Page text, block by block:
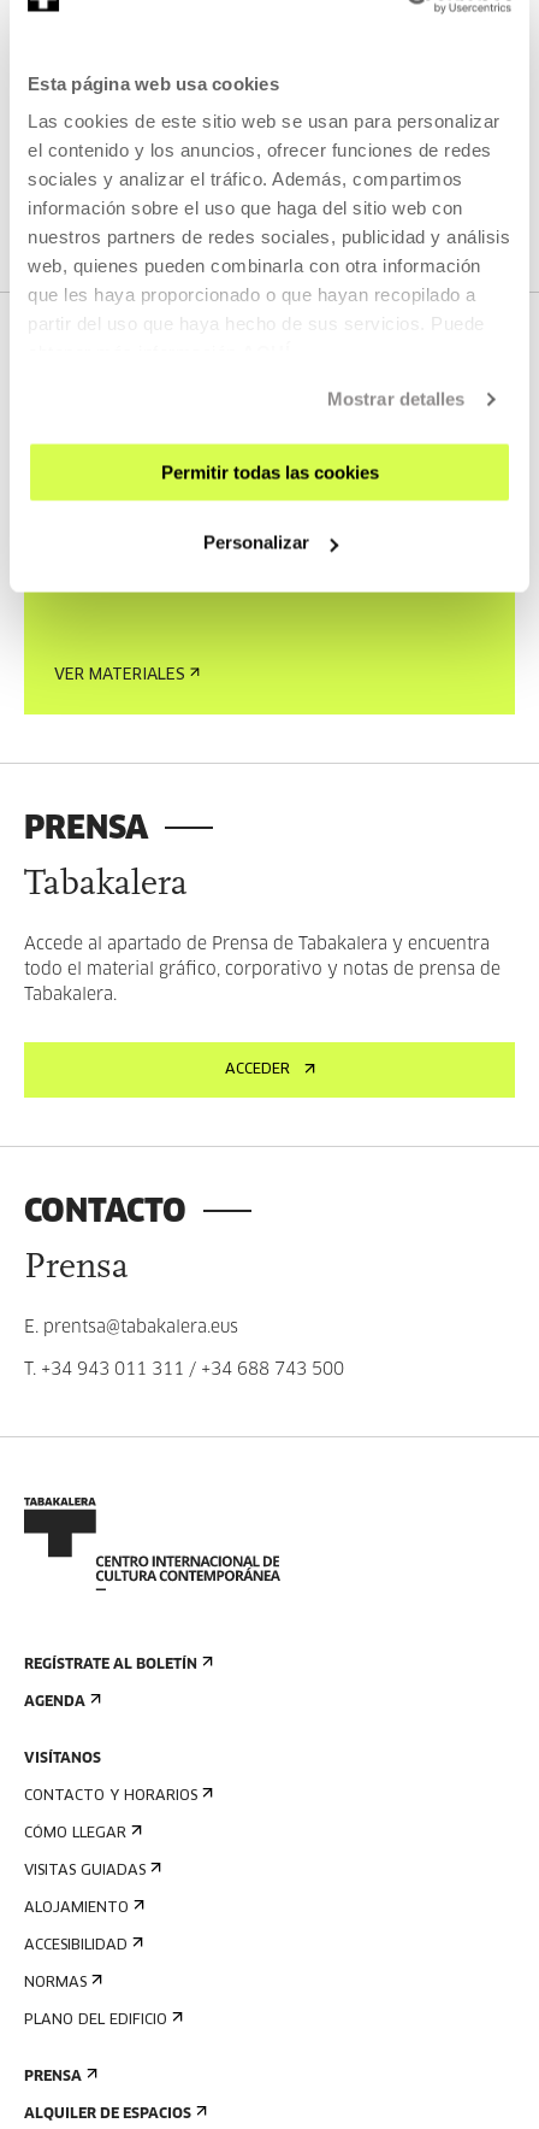
Esta página web usa cookies
Las cookies de este sitio web se usan para personalizar
el contenido y los anuncios, ofrecer funciones de redes
sociales y analizar el tráfico. Además, compartimos
información sobre el uso que haga del sitio web con
nuestros partners de redes sociales, publicidad y análisis
web, quienes pueden combinarla con otra información
que les haya proporcionado o que hayan recopilado a
partir del uso que haya hecho de sus servicios. Puede
Mostrar detalles
Permitir todas las cookies
Personalizar
previa. Asimismo, se programarán actividades específicas
para grupos escolares y otros colectivos durante las
mañanas, fuera del horario habitual de apertura.
MATERIAL DESCARGABLE
Ponemos a tu disposición
Tabakalera para su uso.
VER MATERIALES
PRENSA
Tabakalera
Accede al apartado de Prensa de Tabakalera y encuentra
todo el material gráfico, corporativo y notas de prensa de
Tabakalera.
ACCEDER
CONTACTO
Prensa
E. prentsa@tabakalera.eus
T. +34 943 011 311 / +34 688 743 500
REGÍSTRATE AL BOLETÍN
AGENDA
VISÍTANOS
CONTACTO Y HORARIOS
CÓMO LLEGAR
VISITAS GUIADAS
ALOJAMIENTO
ACCESIBILIDAD
NORMAS
PLANO DEL EDIFICIO
PRENSA
ALQUILER DE ESPACIOS